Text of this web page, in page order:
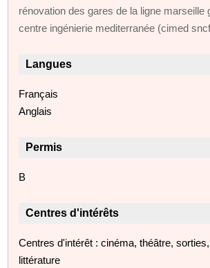
rénovation des gares de la ligne marseille
centre ingénierie mediterranée (cimed
Langues
Français
Anglais
Permis
B
Centres d'intérêts
Centres d'intérêt : cinéma, théâtre,
littérature